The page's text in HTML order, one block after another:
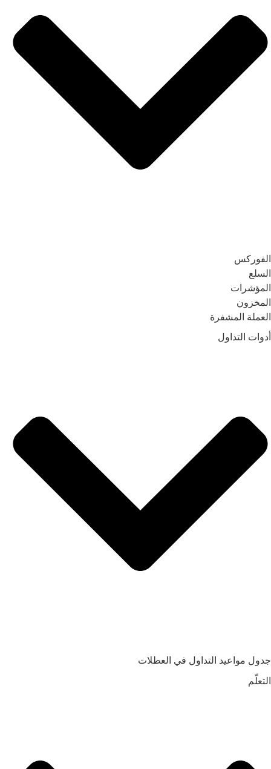
الفوركس
السلع
المؤشرات
المخزون
العملة المشفرة
أدوات التداول
جدول مواعيد التداول في العطلات
التعلّم